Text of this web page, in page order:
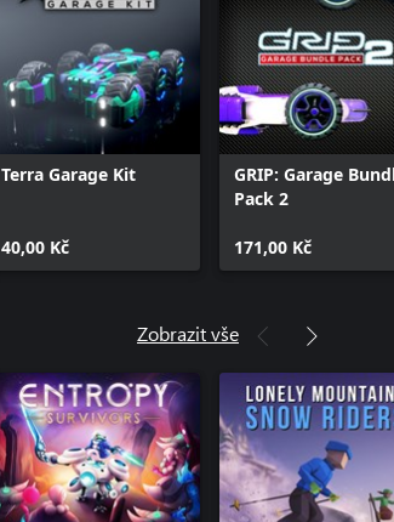
Terra Garage Kit
40,00 Kč
GRIP: Garage
Pack 2
171,00 Kč
Zobrazit vše